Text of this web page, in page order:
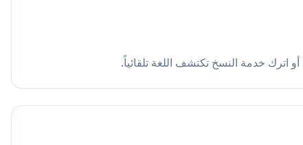
اترك خدمة النسخ تكتشف اللغة تلقائياً.